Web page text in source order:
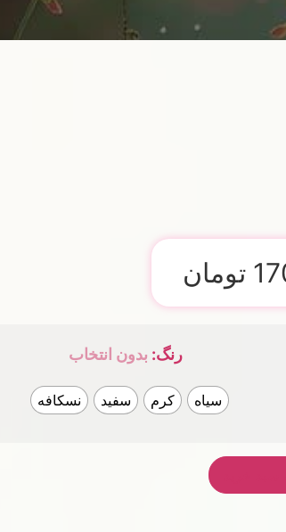
تومان
رنگ: بدون انتخاب
سیاه کرم سفید نسکافه